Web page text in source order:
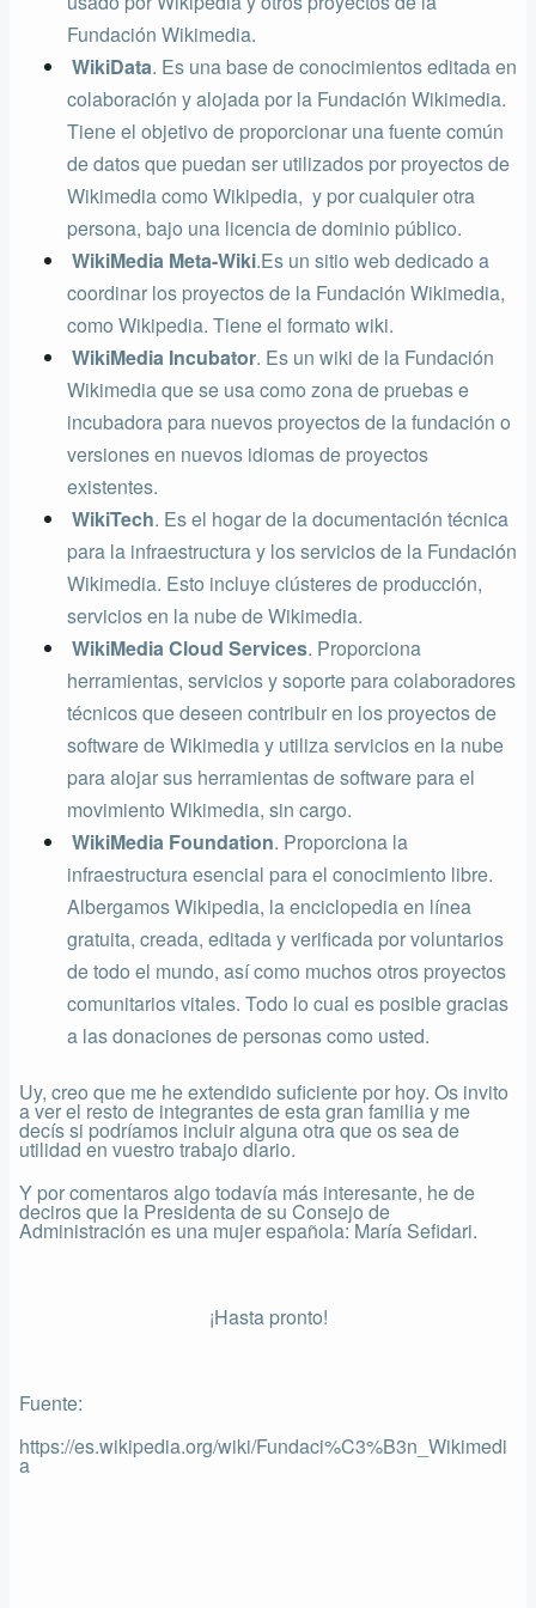
Fundación Wikimedia.
WikiData. Es una base de conocimientos editada en
colaboración y alojada por la Fundación Wikimedia.
Tiene el objetivo de proporcionar una fuente común
de datos que puedan ser utilizados por proyectos de
Wikimedia como Wikipedia, ​​ y por cualquier otra
persona, bajo una licencia de dominio público.
WikiMedia Meta-Wiki.Es un sitio web dedicado a
coordinar los proyectos de la Fundación Wikimedia,
como Wikipedia. Tiene el formato wiki.
WikiMedia Incubator. Es un wiki de la Fundación
Wikimedia que se usa como zona de pruebas e
incubadora para nuevos proyectos de la fundación o
versiones en nuevos idiomas de proyectos
existentes.
WikiTech. Es el hogar de la documentación técnica
para la infraestructura y los servicios de la Fundación
Wikimedia. Esto incluye clústeres de producción,
servicios en la nube de Wikimedia.
WikiMedia Cloud Services. Proporciona
herramientas, servicios y soporte para colaboradores
técnicos que deseen contribuir en los proyectos de
software de Wikimedia y utiliza servicios en la nube
para alojar sus herramientas de software para el
movimiento Wikimedia, sin cargo.
WikiMedia Foundation. Proporciona la
infraestructura esencial para el conocimiento libre.
Albergamos Wikipedia, la enciclopedia en línea
gratuita, creada, editada y verificada por voluntarios
de todo el mundo, así como muchos otros proyectos
comunitarios vitales. Todo lo cual es posible gracias
a las donaciones de personas como usted.
Uy, creo que me he extendido suficiente por hoy. Os invito
a ver el resto de integrantes de esta gran familia y me
decís si podríamos incluir alguna otra que os sea de
utilidad en vuestro trabajo diario.
Y por comentaros algo todavía más interesante, he de
deciros que la Presidenta de su Consejo de
Administración es una mujer española: María Sefidari.
¡Hasta pronto!
Fuente:
https://es.wikipedia.org/wiki/Fundaci%C3%B3n_Wikimedi
a